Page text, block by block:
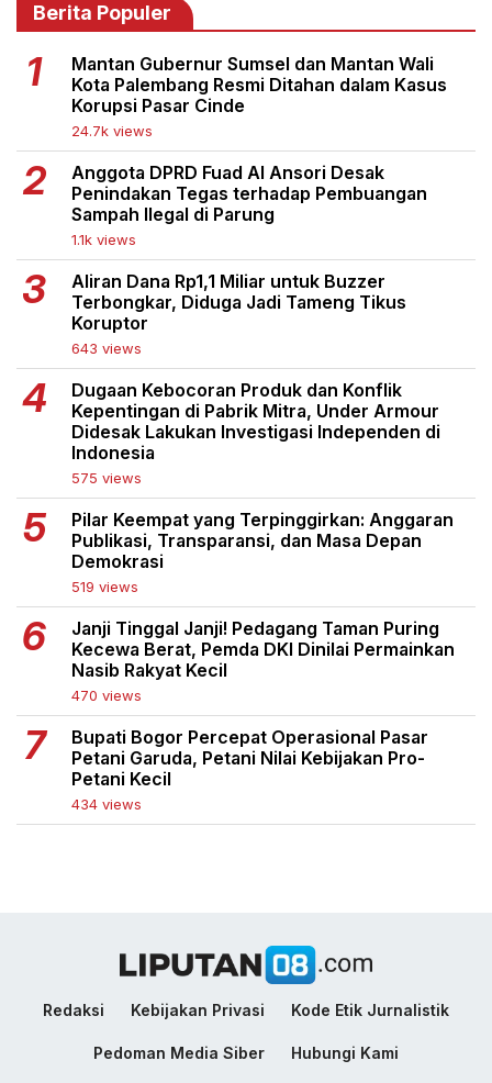
Berita Populer
Mantan Gubernur Sumsel dan Mantan Wali
Kota Palembang Resmi Ditahan dalam Kasus
Korupsi Pasar Cinde
24.7k views
Anggota DPRD Fuad Al Ansori Desak
Penindakan Tegas terhadap Pembuangan
Sampah Ilegal di Parung
1.1k views
Aliran Dana Rp1,1 Miliar untuk Buzzer
Terbongkar, Diduga Jadi Tameng Tikus
Koruptor
643 views
Dugaan Kebocoran Produk dan Konflik
Kepentingan di Pabrik Mitra, Under Armour
Didesak Lakukan Investigasi Independen di
Indonesia
575 views
Pilar Keempat yang Terpinggirkan: Anggaran
Publikasi, Transparansi, dan Masa Depan
Demokrasi
519 views
Janji Tinggal Janji! Pedagang Taman Puring
Kecewa Berat, Pemda DKI Dinilai Permainkan
Nasib Rakyat Kecil
470 views
Bupati Bogor Percepat Operasional Pasar
Petani Garuda, Petani Nilai Kebijakan Pro-
Petani Kecil
434 views
Redaksi Kebijakan Privasi Kode Etik Jurnalistik
Pedoman Media Siber Hubungi Kami